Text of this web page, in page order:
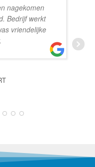
nagekomen
Bedrijf werkt
vriendelijke
8 9 10